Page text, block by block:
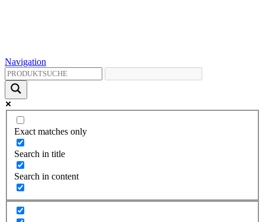
Navigation
Exact matches only
Search in title
Search in content